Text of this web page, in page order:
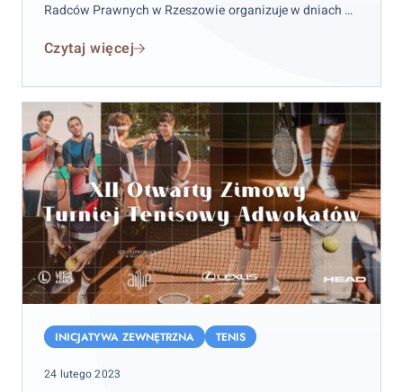
Radców Prawnych w Rzeszowie organizuje w dniach od
Bieszczadzki Radców Prawnych.
Czytaj więcej
Otwarty
Turniej
INICJATYWA ZEWNĘTRZNA TENIS
Posted
24 lutego 2023